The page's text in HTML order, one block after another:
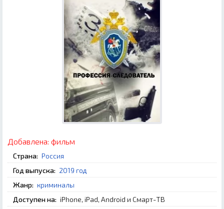
Добавлена: фильм
Страна: Россия
Год выпуска: 2019 год
Жанр: криминалы
Доступен на: iPhone, iPad, Android и Смарт-ТВ